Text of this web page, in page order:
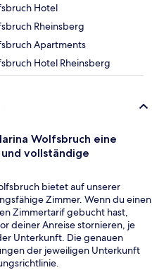
Hotel
Rheinsberg
Apartments
Hotel Rheinsberg
Wolfsbruch eine
vollständige
bietet auf unserer
Zimmer. Wenn du einen
Zimmertarif gebucht hast,
deiner Anreise stornieren, je
Unterkunft. Die genauen
der jeweiligen Unterkunft